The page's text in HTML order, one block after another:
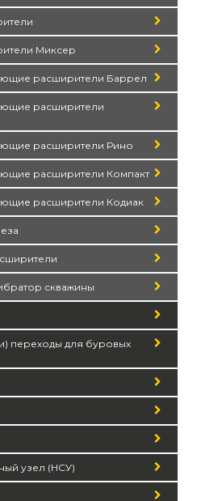
Миксер
расширители Баррел
расширители
расширители Рино
расширители Компакт
расширители Кодиак
скважины
переходы для буровых
узел (НСУ)